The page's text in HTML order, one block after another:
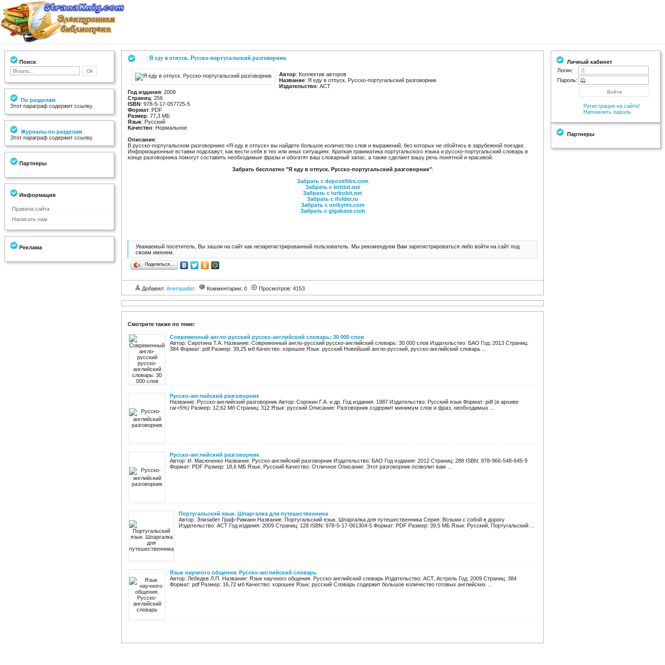
Поиск
По разделам
Этот параграф содержит ссылку.
Журналы по разделам
Этот параграф содержит ссылку.
Партнеры
Информация
Правила сайта
Написать нам
Реклама
Я еду в отпуск. Русско-португальский разговорник
Автор: Коллектив авторов
Название: Я еду в отпуск. Русско-португальский разговорник
Издательство: АСТ
Год издания: 2009
Страниц: 256
ISBN: 978-5-17-057725-5
Формат: PDF
Размер: 77,3 МБ
Язык: Русский
Качество: Нормальное
Описание:
В русско-португальском разговорнике «Я еду в отпуск» вы найдете большое количество слов и выражений, без которых не обойтись в зарубежной поездке.
Информационные вставки подскажут, как вести себя в тех или иных ситуациях. Краткая грамматика португальского языка и русско-португальский словарь в
конце разговорника помогут составить необходимые фразы и обогатят ваш словарный запас, а также сделают вашу речь понятной и красивой.
Забрать бесплатно "Я еду в отпуск. Русско-португальский разговорник":
Забрать с depositfiles.com
Забрать с letitbit.net
Забрать с turbobit.net
Забрать с ifolder.ru
Забрать с unibytes.com
Забрать с gigabase.com
Уважаемый посетитель, Вы зашли на сайт как незарегистрированный пользователь. Мы рекомендуем Вам зарегистрироваться либо войти на сайт под
своим именем.
Поделиться…
Добавил: Anempadist Комментарии: 0 Просмотров: 4153
Смотрите также по теме:
Современный англо-русский русско-английский словарь: 30 000 слов
Автор: Сиротина Т.А. Название: Современный англо-русский русско-английский словарь: 30 000 слов Издательство: БАО Год: 2013 Страниц:
384 Формат: pdf Размер: 39,25 мб Качество: хорошее Язык: русский Новейший англо-русский, русско-английский словарь ...
Русско-английский разговорник
Название: Русско-английский разговорник Автор: Сорокин Г.А. и др. Год издания: 1987 Издательство: Русский язык Формат: pdf (в архиве
rar+5%) Размер: 12,62 Мб Страниц: 312 Язык: русский Описание: Разговорник содержит минимум слов и фраз, необходимых ...
Русско-английский разговорник
Автор: И. Масюченко Название: Русско-английский разговорник Издательство: БАО Год издания: 2012 Страниц: 288 ISBN: 978-966-548-645-9
Формат: PDF Размер: 18,6 МБ Язык: Русский Качество: Отличное Описание: Этот разговорник позволит вам ...
Португальский язык. Шпаргалка для путешественника
Автор: Элизабет Граф-Риманн Название: Португальский язык. Шпаргалка для путешественника Серия: Возьми с собой в дорогу
Издательство: АСТ Год издания: 2009 Страниц: 128 ISBN: 978-5-17-061304-5 Формат: PDF Размер: 39,5 МБ Язык: Русский, Португальский ...
Язык научного общения. Русско-английский словарь
Автор: Лебедев Л.П. Название: Язык научного общения. Русско-английский словарь Издательство: АСТ, Астрель Год: 2009 Страниц: 384
Формат: pdf Размер: 16,72 мб Качество: хорошее Язык: русский Словарь содержит большое количество готовых английских ...
Личный кабинет
Логин:
Пароль:
Регистрация на сайте!
Напомнить пароль
Партнеры